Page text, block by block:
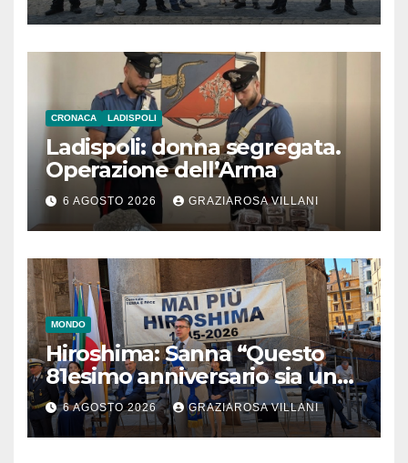
CRONACA LADISPOLI
Ladispoli: donna segregata.
Operazione dell’Arma
6 AGOSTO 2026 GRAZIAROSA VILLANI
MONDO
Hiroshima: Sanna “Questo
81esimo anniversario sia un
monito per tutti”
6 AGOSTO 2026 GRAZIAROSA VILLANI